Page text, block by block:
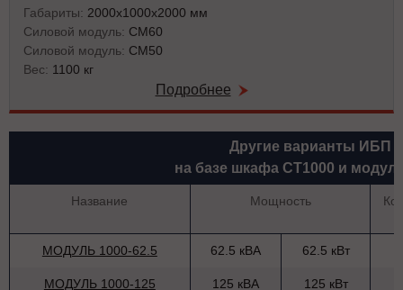
Габариты: 2000х1000х2000 мм
Силовой модуль: СМ60
Силовой модуль: СМ50
Вес: 1100 кг
Подробнее
Другие варианты ИБП
на базе шкафа СТ1000 и
Название Мощность
МОДУЛЬ 1000-62.5 62.5 кВА 62.5 кВт
МОДУЛЬ 1000-125 125 кВА 125 кВт